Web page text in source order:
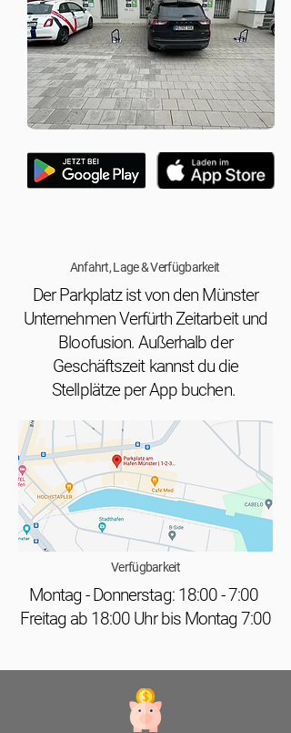
Anfahrt, Lage & Verfügbarkeit
Der Parkplatz ist von den Münster
Unternehmen Verfürth Zeitarbeit und
Bloofusion. Außerhalb der
Geschäftszeit kannst du die
Stellplätze per App buchen.
Verfügbarkeit
Montag - Donnerstag: 18:00 - 7:00
Freitag ab 18:00 Uhr bis Montag 7:00